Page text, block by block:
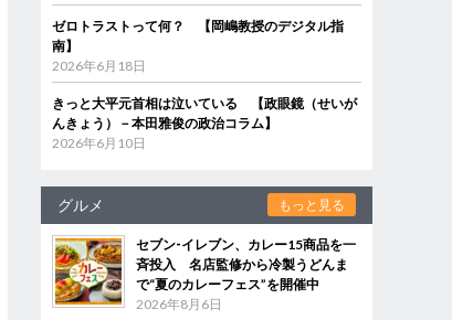
ゼロトラストって何？ 【岡嶋教授のデジタル指
南】
2026年6月18日
きっと大平元首相は泣いている 【政眼鏡（せいが
んきょう）－本田雅俊の政治コラム】
2026年6月10日
グルメ もっと見る
セブン‐イレブン、カレー15商品を一
斉投入 名店監修から冷製うどんま
で“夏のカレーフェス”を開催中
2026年8月6日